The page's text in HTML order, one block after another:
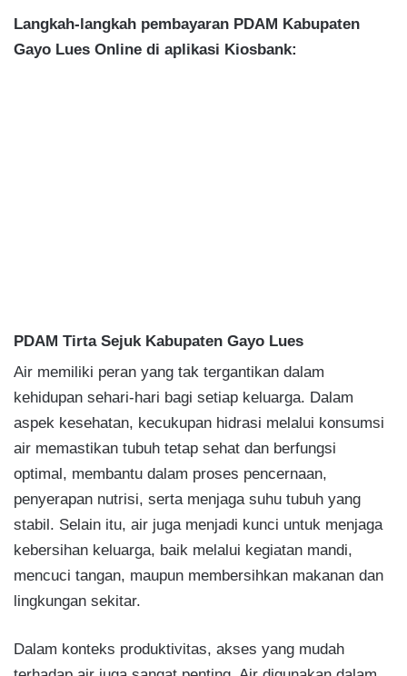
Langkah-langkah pembayaran PDAM Kabupaten
Gayo Lues Online di aplikasi Kiosbank:
PDAM Tirta Sejuk Kabupaten Gayo Lues
Air memiliki peran yang tak tergantikan dalam
kehidupan sehari-hari bagi setiap keluarga. Dalam
aspek kesehatan, kecukupan hidrasi melalui konsumsi
air memastikan tubuh tetap sehat dan berfungsi
optimal, membantu dalam proses pencernaan,
penyerapan nutrisi, serta menjaga suhu tubuh yang
stabil. Selain itu, air juga menjadi kunci untuk menjaga
kebersihan keluarga, baik melalui kegiatan mandi,
mencuci tangan, maupun membersihkan makanan dan
lingkungan sekitar.
Dalam konteks produktivitas, akses yang mudah